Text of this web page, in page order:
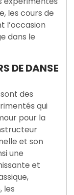
les cours de
l’occasion
dans le
DE DANSE
des
qui
pour la
et son
une
et
les